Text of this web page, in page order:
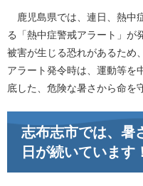
鹿児島県では、連日、熱中
る「熱中症警戒アラート」が
被害が生じる恐れがあるため、
アラート発令時​は、運動等を
底した、危険な暑さから命を
志布志市では、暑
日が続いています！